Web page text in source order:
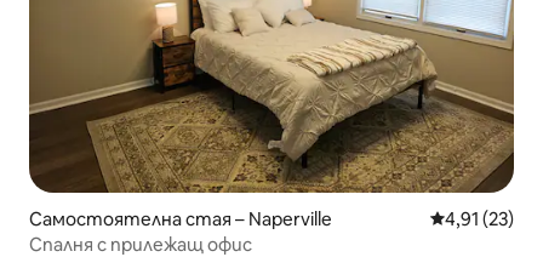
Самостоятелна стая – Naperville Средна
4,91 (23)
Спалня с прилежащ офис